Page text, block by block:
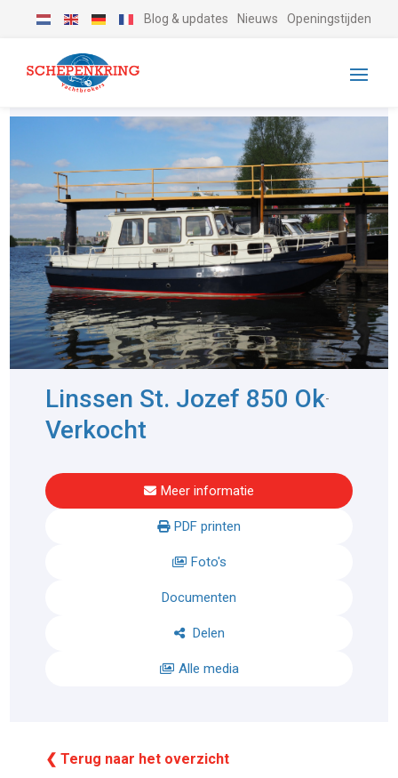
Blog & updates Nieuws Openingstijden
Linssen St. Jozef 850 Ok-
Verkocht
Meer informatie
PDF printen
Foto's
Documenten
Delen
Alle media
❮ Terug naar het overzicht